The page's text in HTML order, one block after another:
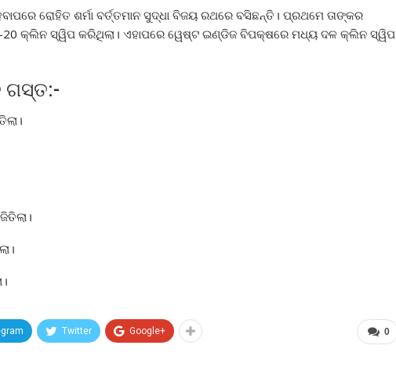
ରୋହିତ ଶର୍ମା ବର୍ତ୍ତମାନ ସୁଦ୍ଧା ବିଜୟ ରଥରେ ବସିଛନ୍ତି। ପ୍ରଥମେ ତାଙ୍କର
20 କ୍ଲିନ ସ୍ୱିପ କରିଥିଲା। ଏହାପରେ ୱେଷ୍ଟ ଇଣ୍ଡିଜ ବିପକ୍ଷରେ ମଧ୍ୟ ଦଳ କ୍ଲିନ ସ୍ୱିପ
ଗସ୍ତ:-
0
Twitter Google+